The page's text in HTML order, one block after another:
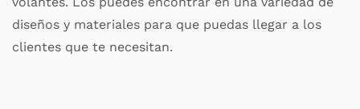
diseños y materiales para que puedas llegar a los
clientes que te necesitan.